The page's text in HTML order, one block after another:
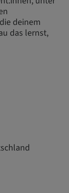
deinem
das lernst,